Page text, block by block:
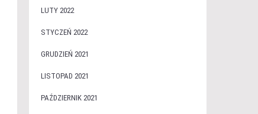
LUTY 2022
STYCZEŃ 2022
GRUDZIEŃ 2021
LISTOPAD 2021
PAŹDZIERNIK 2021